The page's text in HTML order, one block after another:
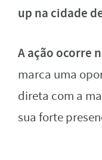
up na cidade
A ação ocorre
marca uma
direta com a
sua forte